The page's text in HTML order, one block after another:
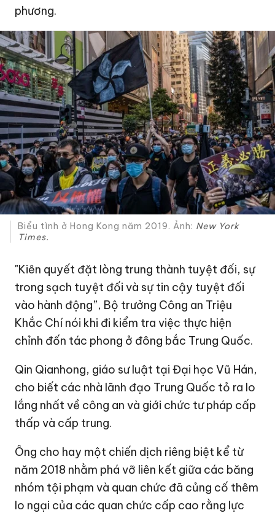
phương.
Biểu tình ở Hong Kong năm 2019. Ảnh: New York
Times.
"Kiên quyết đặt lòng trung thành tuyệt đối, sự
trong sạch tuyệt đối và sự tin cậy tuyệt đối
vào hành động”, Bộ trưởng Công an Triệu
Khắc Chí nói khi đi kiểm tra việc thực hiện
chỉnh đốn tác phong ở đông bắc Trung Quốc.
Qin Qianhong, giáo sư luật tại Đại học Vũ Hán,
cho biết các nhà lãnh đạo Trung Quốc tỏ ra lo
lắng nhất về công an và giới chức tư pháp cấp
thấp và cấp trung.
Ông cho hay một chiến dịch riêng biệt kể từ
năm 2018 nhằm phá vỡ liên kết giữa các băng
nhóm tội phạm và quan chức đã củng cố thêm
lo ngại của các quan chức cấp cao rằng lực